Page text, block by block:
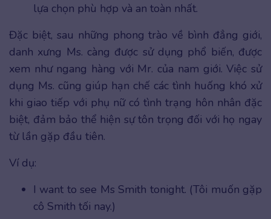
lựa chọn phù hợp và an toàn nhất.
Đặc biệt, sau những phong trào về bình đẳng giới,
danh xưng Ms. càng được sử dụng phổ biến, được
xem như ngang hàng với Mr. của nam giới. Việc sử
dụng Ms. cũng giúp hạn chế các tình huống khó xử
khi giao tiếp với phụ nữ có tình trạng hôn nhân đặc
biệt, đảm bảo thể hiện sự tôn trọng đối với họ ngay
từ lần gặp đầu tiên.
Ví dụ:
I want to see Ms Smith tonight. (Tôi muốn gặp
cô Smith tối nay.)